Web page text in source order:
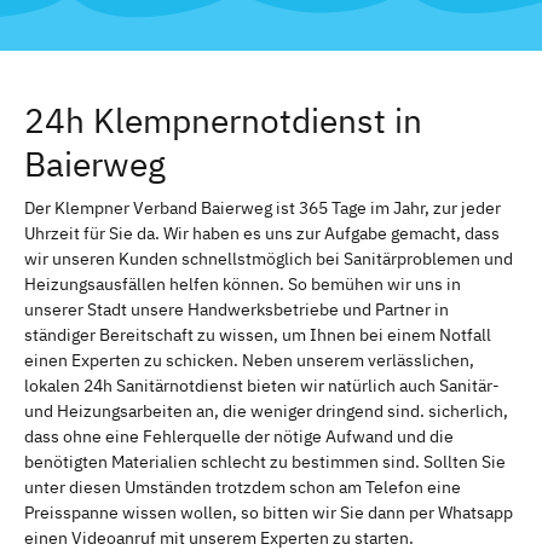
24h Klempnernotdienst in
Baierweg
Der Klempner Verband Baierweg ist 365 Tage im Jahr, zur jeder
Uhrzeit für Sie da. Wir haben es uns zur Aufgabe gemacht, dass
wir unseren Kunden schnellstmöglich bei Sanitärproblemen und
Heizungsausfällen helfen können. So bemühen wir uns in
unserer Stadt unsere Handwerksbetriebe und Partner in
ständiger Bereitschaft zu wissen, um Ihnen bei einem Notfall
einen Experten zu schicken. Neben unserem verlässlichen,
lokalen 24h Sanitärnotdienst bieten wir natürlich auch Sanitär-
und Heizungsarbeiten an, die weniger dringend sind. sicherlich,
dass ohne eine Fehlerquelle der nötige Aufwand und die
benötigten Materialien schlecht zu bestimmen sind. Sollten Sie
unter diesen Umständen trotzdem schon am Telefon eine
Preisspanne wissen wollen, so bitten wir Sie dann per Whatsapp
einen Videoanruf mit unserem Experten zu starten.